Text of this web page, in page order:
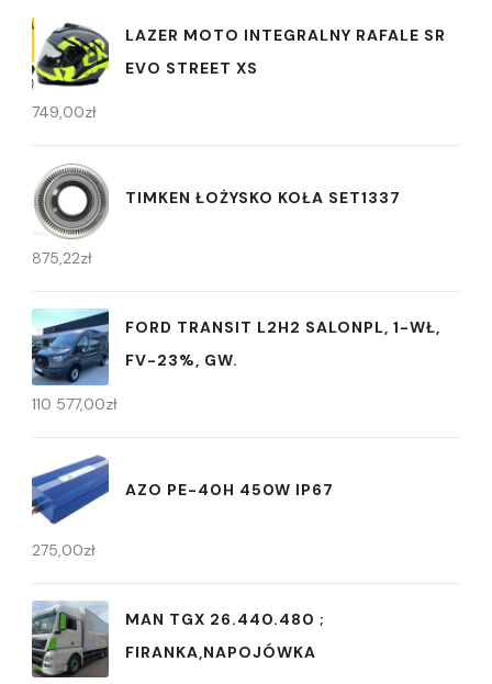
LAZER MOTO INTEGRALNY RAFALE SR
EVO STREET XS
749,00zł
TIMKEN ŁOŻYSKO KOŁA SET1337
875,22zł
FORD TRANSIT L2H2 SALONPL, 1-WŁ,
FV-23%, GW.
110 577,00zł
AZO PE-40H 450W IP67
275,00zł
MAN TGX 26.440.480 ;
FIRANKA,NAPOJÓWKA